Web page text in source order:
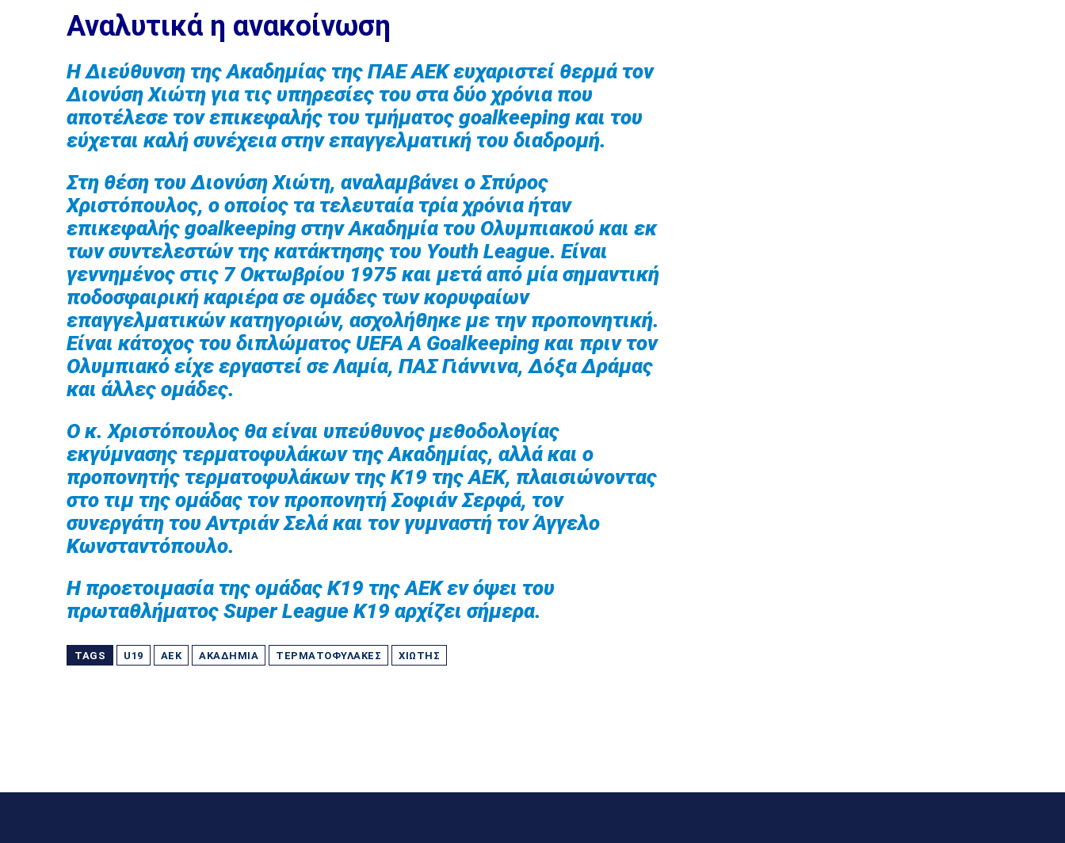
Αναλυτικά η ανακοίνωση
Η Διεύθυνση της Ακαδημίας της ΠΑΕ ΑΕΚ ευχαριστεί θερμά τον
Διονύση Χιώτη για τις υπηρεσίες του στα δύο χρόνια που
αποτέλεσε τον επικεφαλής του τμήματος goalkeeping και του
εύχεται καλή συνέχεια στην επαγγελματική του διαδρομή.
Στη θέση του Διονύση Χιώτη, αναλαμβάνει ο Σπύρος
Χριστόπουλος, ο οποίος τα τελευταία τρία χρόνια ήταν
επικεφαλής goalkeeping στην Ακαδημία του Ολυμπιακού και εκ
των συντελεστών της κατάκτησης του Youth League. Είναι
γεννημένος στις 7 Οκτωβρίου 1975 και μετά από μία σημαντική
ποδοσφαιρική καριέρα σε ομάδες των κορυφαίων
επαγγελματικών κατηγοριών, ασχολήθηκε με την προπονητική.
Είναι κάτοχος του διπλώματος UEFA A Goalkeeping και πριν τον
Ολυμπιακό είχε εργαστεί σε Λαμία, ΠΑΣ Γιάννινα, Δόξα Δράμας
και άλλες ομάδες.
Ο κ. Χριστόπουλος θα είναι υπεύθυνος μεθοδολογίας
εκγύμνασης τερματοφυλάκων της Ακαδημίας, αλλά και ο
προπονητής τερματοφυλάκων της Κ19 της ΑΕΚ, πλαισιώνοντας
στο τιμ της ομάδας τον προπονητή Σοφιάν Σερφά, τον
συνεργάτη του Αντριάν Σελά και τον γυμναστή τον Άγγελο
Κωνσταντόπουλο.
Η προετοιμασία της ομάδας Κ19 της ΑΕΚ εν όψει του
πρωταθλήματος Super League K19 αρχίζει σήμερα.
TAGS U19 ΑΕΚ ΑΚΑΔΗΜΊΑ ΤΕΡΜΑΤΟΦΎΛΑΚΕΣ ΧΙΏΤΗΣ